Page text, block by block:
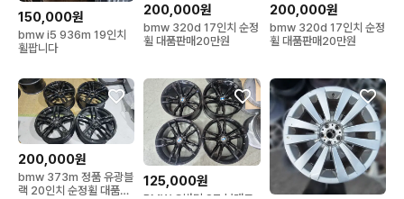
150,000원
bmw i5 936m 19인치
휠팝니다
200,000원
bmw 320d 17인치 순정
휠 대품판매20만원
200,000원
bmw 320d 17인치 순정
휠 대품판매20만원
200,000원
bmw 373m 정품 유광블
랙 20인치 순정휠 대품판
125,000원